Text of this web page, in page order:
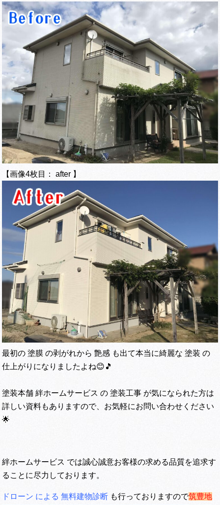
【画像4枚目： after 】
最初の 塗膜 の剥がれから 艶感 も出て本当に綺麗な 塗装 の
仕上がりになりましたよね😊🎵
塗装本舗 絆ホームサービス の 塗装工事 が気になられた方は
詳しい資料もありますので、お気軽にお問い合わせください
🌟
絆ホームサービス では誠心誠意お客様の求める品質を追求す
ることに尽力しております。
ドローン による 無料建物診断 も行っておりますので筑豊地